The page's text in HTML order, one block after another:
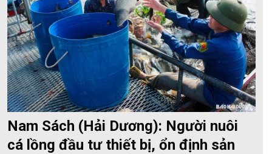
Nam Sách (Hải Dương): Người nuôi
cá lồng đầu tư thiết bị, ổn định sản